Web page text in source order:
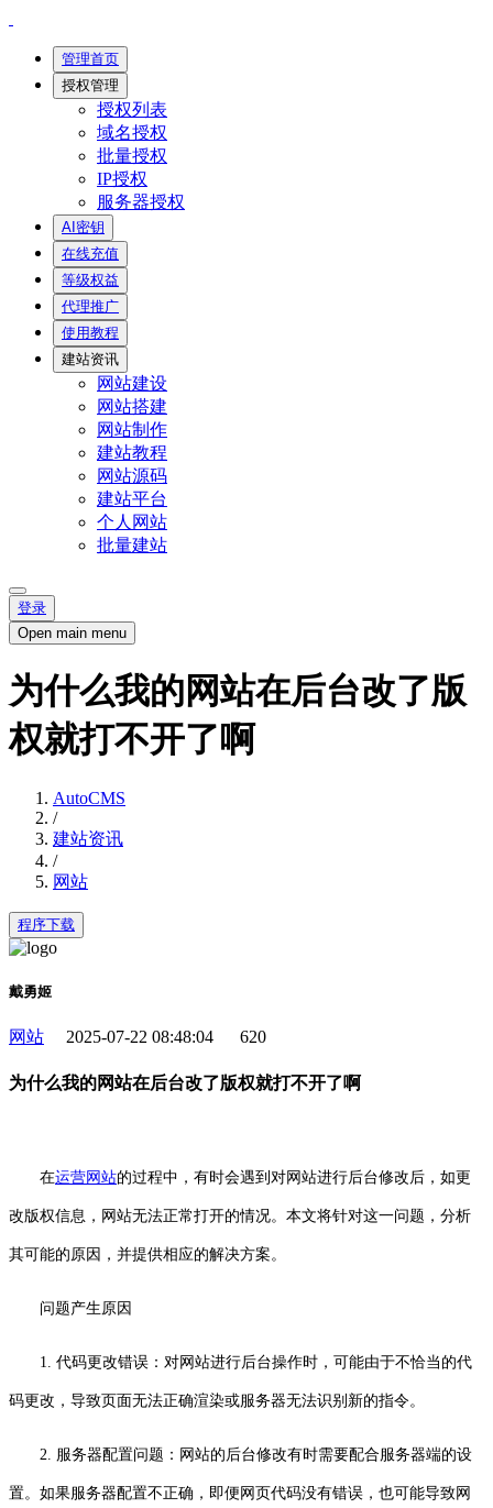
管理首页
授权管理
授权列表
域名授权
批量授权
IP授权
服务器授权
AI密钥
在线充值
等级权益
代理推广
使用教程
建站资讯
网站建设
网站搭建
网站制作
建站教程
网站源码
建站平台
个人网站
批量建站
登录
Open main menu
为什么我的网站在后台改了版
权就打不开了啊
AutoCMS
/
建站资讯
/
网站
程序下载
戴勇姬
网站 2025-07-22 08:48:04 620
为什么我的网站在后台改了版权就打不开了啊
在运营网站的过程中，有时会遇到对网站进行后台修改后，如更
改版权信息，网站无法正常打开的情况。本文将针对这一问题，分析
其可能的原因，并提供相应的解决方案。
问题产生原因
1. 代码更改错误：对网站进行后台操作时，可能由于不恰当的代
码更改，导致页面无法正确渲染或服务器无法识别新的指令。
2. 服务器配置问题：网站的后台修改有时需要配合服务器端的设
置。如果服务器配置不正确，即便网页代码没有错误，也可能导致网